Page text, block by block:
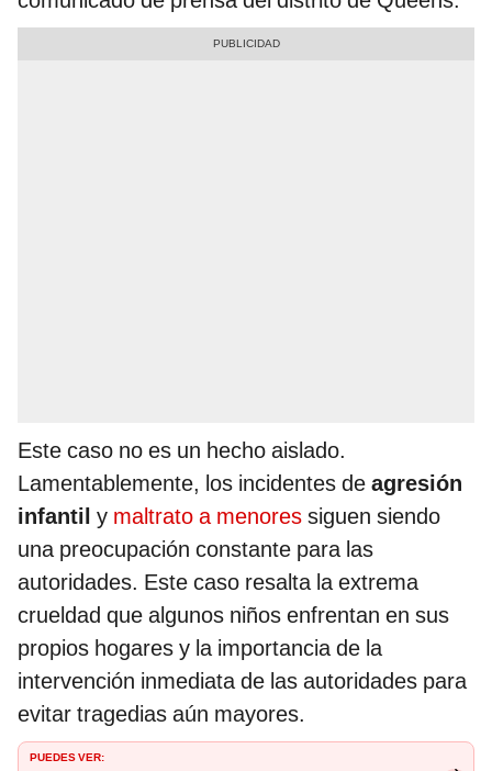
Este caso no es un hecho aislado.
Lamentablemente, los incidentes de agresión
infantil y maltrato a menores siguen siendo
una preocupación constante para las
autoridades. Este caso resalta la extrema
crueldad que algunos niños enfrentan en sus
propios hogares y la importancia de la
intervención inmediata de las autoridades para
evitar tragedias aún mayores.
PUEDES VER: